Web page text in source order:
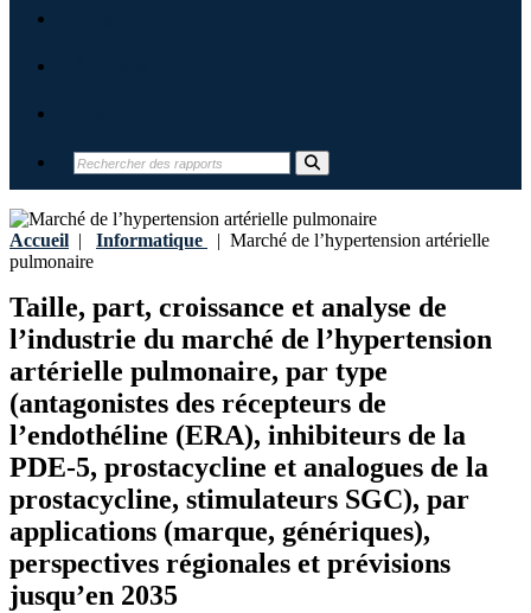
Accueil | Informatique | Marché de l’hypertension artérielle
pulmonaire
Taille, part, croissance et analyse de
l’industrie du marché de l’hypertension
artérielle pulmonaire, par type
(antagonistes des récepteurs de
l’endothéline (ERA), inhibiteurs de la
PDE-5, prostacycline et analogues de la
prostacycline, stimulateurs SGC), par
applications (marque, génériques),
perspectives régionales et prévisions
jusqu’en 2035